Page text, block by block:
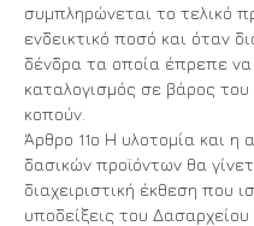
συμπληρώνεται το τελικό
ενδεικτικό ποσό και όταν
δένδρα τα οποία έπρεπε να
καταλογισμός σε βάρος
κοπούν.
Άρθρο 11ο Η υλοτομία και
δασικών προϊόντων θα
διαχειριστική έκθεση που
υποδείξεις του Δασαρχείου